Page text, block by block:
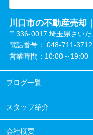
川口市の不動産売却
〒336-0017 埼玉県さい
電話番号： 048-711-3712
営業時間：10:00～19:00
ブログ一覧
スタッフ紹介
会社概要